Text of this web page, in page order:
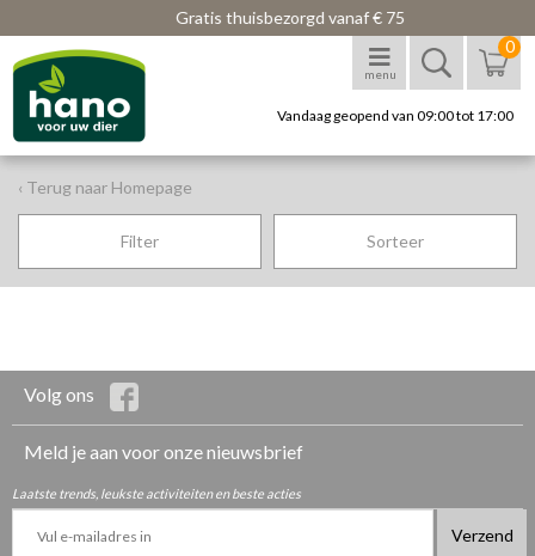
Gratis thuisbezorgd vanaf € 75
menu
0
Vandaag geopend van 09:00 tot 17:00
‹ Terug naar Homepage
Filter Sorteer
Volg ons
Meld je aan voor onze nieuwsbrief
Laatste trends, leukste activiteiten en beste acties